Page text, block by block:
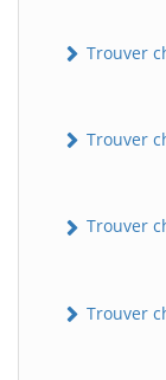
Trouver
Trouver
Trouver
Trouver